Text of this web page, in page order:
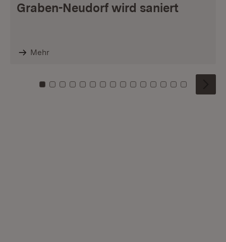
Graben-Neudorf wird saniert
Mehr
Zu Kachel: 0
Zu Kachel: 1
Zu Kachel: 2
Zu Kachel: 3
Zu Kachel: 4
Zu Kachel: 5
Zu Kachel: 6
Zu Kachel: 7
Zu Kachel: 8
Zu Kachel: 9
Zu Kachel: 10
Zu Kachel: 11
Zu Kachel: 12
Zu Kachel:
Zu